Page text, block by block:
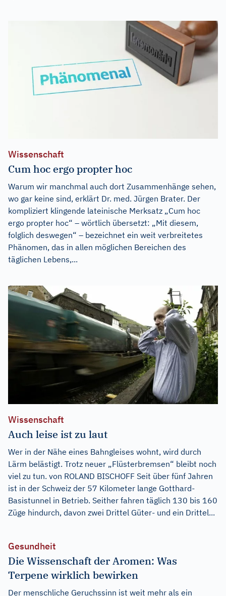
Wissenschaft
Cum hoc ergo propter hoc
Warum wir manchmal auch dort Zusammenhänge sehen,
wo gar keine sind, erklärt Dr. med. Jürgen Brater. Der
kompliziert klingende lateinische Merksatz „Cum hoc
ergo propter hoc“ – wörtlich übersetzt: „Mit diesem,
folglich deswegen“ – bezeichnet ein weit verbreitetes
Phänomen, das in allen möglichen Bereichen des
täglichen Lebens,...
Wissenschaft
Auch leise ist zu laut
Wer in der Nähe eines Bahngleises wohnt, wird durch
Lärm belästigt. Trotz neuer „Flüsterbremsen“ bleibt noch
viel zu tun. von ROLAND BISCHOFF Seit über fünf Jahren
ist in der Schweiz der 57 Kilometer lange Gotthard-
Basistunnel in Betrieb. Seither fahren täglich 130 bis 160
Züge hindurch, davon zwei Drittel Güter- und ein Drittel...
Gesundheit
Die Wissenschaft der Aromen: Was
Terpene wirklich bewirken
Der menschliche Geruchssinn ist weit mehr als ein